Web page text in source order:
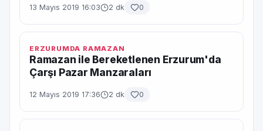
13 Mayıs 2019 16:03 2 dk 0
ERZURUMDA RAMAZAN
Ramazan ile Bereketlenen Erzurum'da
Çarşı Pazar Manzaraları
12 Mayıs 2019 17:36 2 dk 0